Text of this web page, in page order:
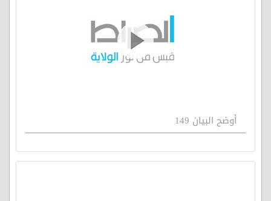
أوضح البيان 149